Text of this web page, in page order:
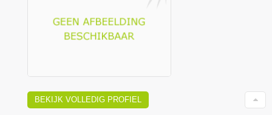
BEKIJK VOLLEDIG PROFIEL